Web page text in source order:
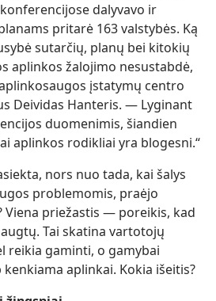
dalyvavo ir
pritarė 163 valstybės. Ką
sutarčių, planų bei kitokių
aplinkos žalojimo nesustabdė,
įstatymų centro
Deividas Hanteris. — Lyginant
duomenimis, šiandien
aplinkos rodikliai yra blogesni.“
nors nuo tada, kai šalys
problemomis, praėjo
Viena priežastis — poreikis, kad
Tai skatina vartotojų
reikia gaminti, o gamybai
aplinkai. Kokia išeitis?